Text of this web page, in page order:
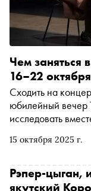
15 октября 2025 г.
Чем заняться
16–22
Сходить на
юбилейный вечер
исследовать
чем заняться и
Рэпер-цыган,
якутский